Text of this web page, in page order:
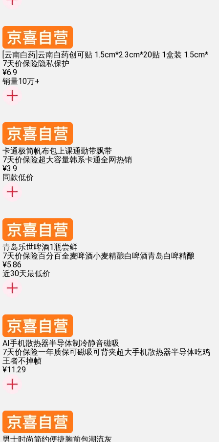
[云南白药]云南白药创可贴 1.5cm*2.3cm*20贴 1盒装 1.5cm*
7天价保险隐私保护
¥6.9
销量10万+
卡通极简帆布包上课通勤带飘带
7天价保险超大容量韩系卡通全网热销
¥3.9
同款低价
青岛乐世啤酒1瓶尝鲜
7天价保险百分百全麦啤酒小麦精酿白啤酒青岛白啤精酿
¥5.86
近30天最低价
AI手机散热器半导体制冷静音磁吸
7天价保险一年质保可磁吸可背夹超大手机散热器半导体吃鸡
王者不掉帧
¥11.29
男士时尚简约便捷胸前包潮流灰